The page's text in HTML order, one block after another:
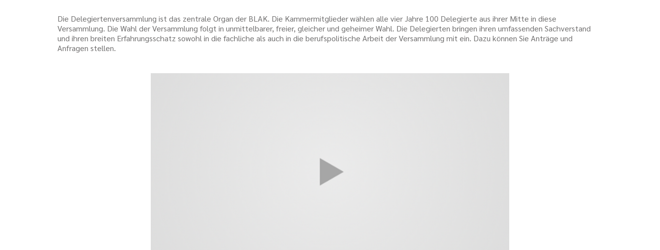
Die Delegiertenversammlung ist das zentrale Organ der BLAK. Die Kammermitglieder wählen alle vier Jahre 100 Delegierte aus ihrer Mitte in diese
Versammlung. Die Wahl der Versammlung folgt in unmittelbarer, freier, gleicher und geheimer Wahl. Die Delegierten bringen ihren umfassenden Sachverstand
und ihren breiten Erfahrungsschatz sowohl in die fachliche als auch in die berufspolitische Arbeit der Versammlung mit ein. Dazu können Sie Anträge und
Anfragen stellen.